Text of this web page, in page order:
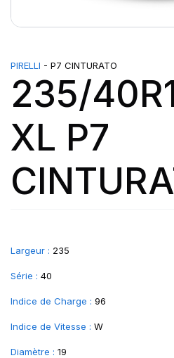
PIRELLI - P7 CINTURATO
235/
XL P7
Largeur : 235
Série : 40
Indice de Charge : 96
Indice de Vitesse : W
Diamètre : 19